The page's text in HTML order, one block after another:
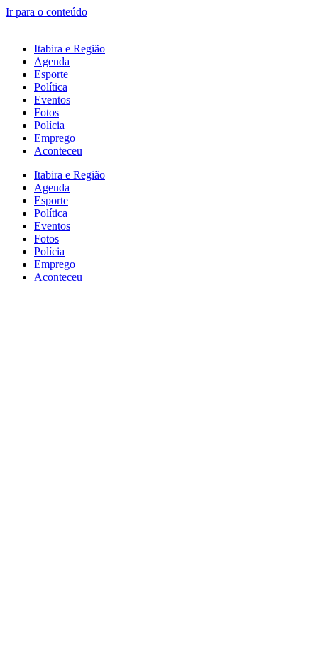
Ir para o conteúdo
Itabira e Região
Agenda
Esporte
Política
Eventos
Fotos
Polícia
Emprego
Aconteceu
Itabira e Região
Agenda
Esporte
Política
Eventos
Fotos
Polícia
Emprego
Aconteceu